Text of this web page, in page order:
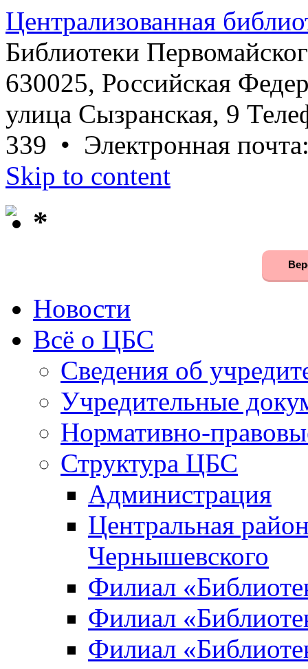
Централизованная
Библиотеки
630025, Российская
улица Сызранская, 9
339 • Электронная
Skip to content
*
Новости
Всё о ЦБС
Сведения об
Учредительные
Нормативно-
Структура ЦБС
Администрация
Центральная
Чернышевского
Филиал
Филиал
Филиал